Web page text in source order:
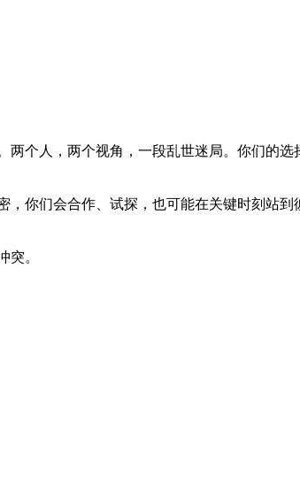
个人，两个视角，一段乱世迷局。你们的选
你们会合作、试探，也可能在关键时刻站到
突。